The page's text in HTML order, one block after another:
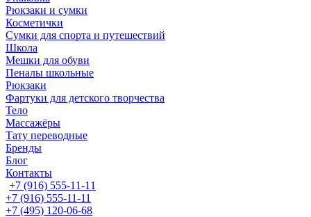
Рюкзаки и сумки
Косметички
Сумки для спорта и путешествий
Школа
Мешки для обуви
Пеналы школьные
Рюкзаки
Фартуки для детского творчества
Тело
Массажёры
Тату переводные
Бренды
Блог
Контакты
+7 (916) 555-11-11
+7 (916) 555-11-11
+7 (495) 120-06-68